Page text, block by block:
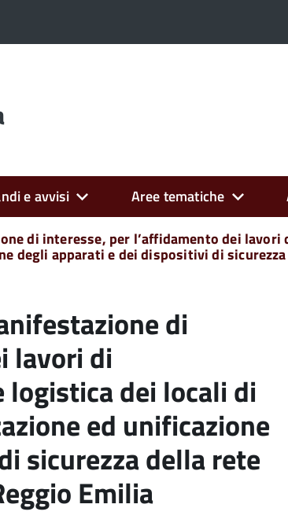
e avvisi Aree tematiche
di interesse, per l’affidamento dei
degli apparati e dei dispositivi di
di
lavori di
dei locali di
ed unificazione
sicurezza della rete
Emilia